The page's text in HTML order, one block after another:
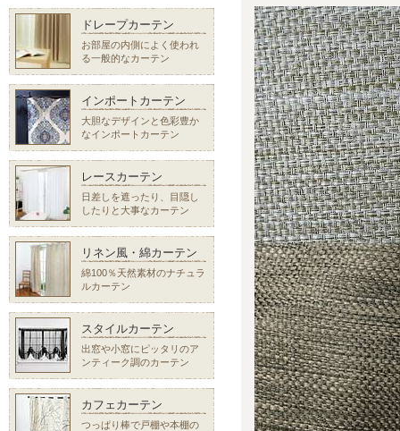
ドレープカーテン
お部屋の内側によく使われ
る一般的なカーテン
インポートカーテン
大胆なデザインと色彩豊か
なインポートカーテン
レースカーテン
日差しを遮ったり、目隠し
したりと大事なカーテン
リネン風・綿カーテン
綿100％天然素材のナチュラ
ルカーテン
スタイルカーテン
出窓や小窓にピッタリのア
ンティーク調のカーテン
カフェカーテン
つっぱり棒で戸棚や本棚の